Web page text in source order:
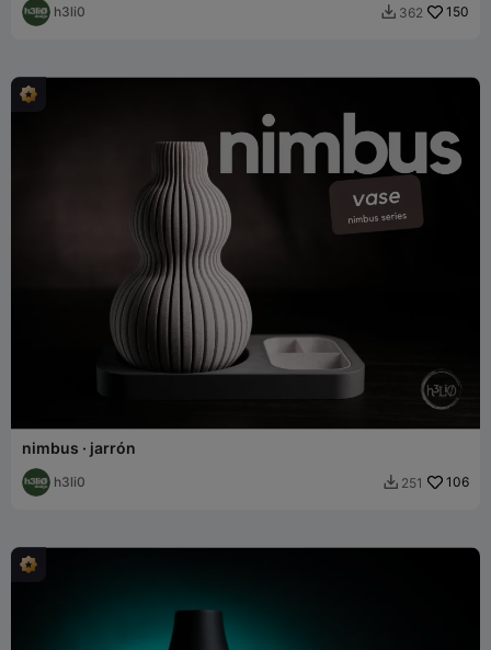
h3li0  362 150
nimbus · jarrón
h3li0  251 106